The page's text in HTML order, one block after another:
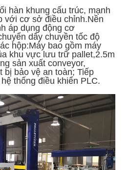
hàn khung cấu trúc, mạnh
với cơ sở điều chỉnh.Nền
áp dụng động cơ
dây chuyền tốc độ
hộp:Máy bao gồm máy
khu vực lưu trữ pallet,2.5m
sản xuất conveyor,
bị bảo vệ an toàn; Tiếp
thống điều khiển PLC.